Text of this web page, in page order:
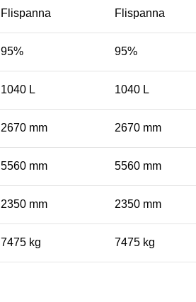
Flispanna Flispanna
95% 95%
1040 L 1040 L
2670 mm 2670 mm
5560 mm 5560 mm
2350 mm 2350 mm
7475 kg 7475 kg